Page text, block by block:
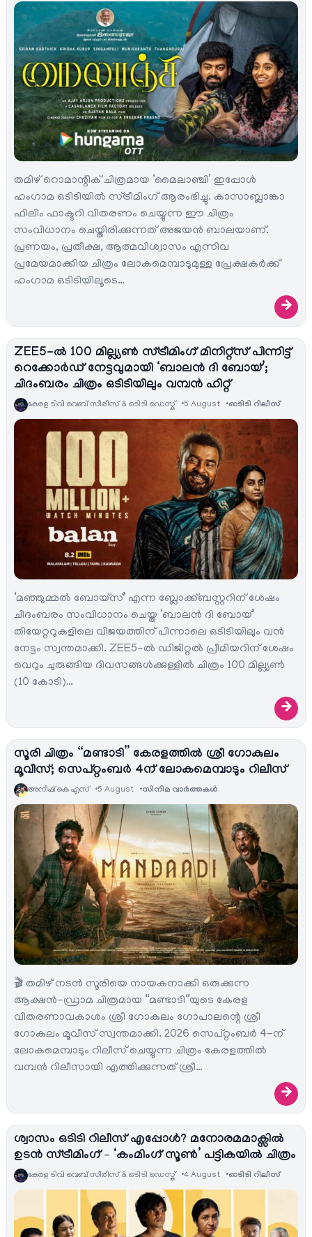
തമിഴ് റൊമാന്റിക് ചിത്രമായ ‘മൈലാഞ്ചി’ ഇപ്പോൾ
ഹംഗാമ ഒടിടിയിൽ സ്ട്രീമിംഗ് ആരംഭിച്ചു. കാസാബ്ലാങ്കാ
ഫിലിം ഫാക്ടറി വിതരണം ചെയ്യുന്ന ഈ ചിത്രം
സംവിധാനം ചെയ്തിരിക്കുന്നത് അജയൻ ബാലയാണ്.
പ്രണയം, പ്രതീക്ഷ, ആത്മവിശ്വാസം എന്നിവ
പ്രമേയമാക്കിയ ചിത്രം ലോകമെമ്പാടുമുള്ള പ്രേക്ഷകർക്ക്
ഹംഗാമ ഒടിടിയിലൂടെ…
→
ZEE5-ൽ 100 മില്ല്യൺ സ്ട്രീമിംഗ് മിനിറ്റ്സ് പിന്നിട്ട്
റെക്കോർഡ് നേട്ടവുമായി ‘ബാലൻ ദി ബോയ്’;
ചിദംബരം ചിത്രം ഒടിടിയിലും വമ്പൻ ഹിറ്റ്
കേരള ടിവി വെബ് സീരീസ് & ഒടിടി ഡെസ്ക് 5 August ഓടിടി റിലീസ്
‘മഞ്ഞുമ്മൽ ബോയ്സ്’ എന്ന ബ്ലോക്ക്ബസ്റ്ററിന് ശേഷം
ചിദംബരം സംവിധാനം ചെയ്ത ‘ബാലൻ ദി ബോയ്’
തിയേറ്ററുകളിലെ വിജയത്തിന് പിന്നാലെ ഒടിടിയിലും വൻ
നേട്ടം സ്വന്തമാക്കി. ZEE5-ൽ ഡിജിറ്റൽ പ്രീമിയറിന് ശേഷം
വെറും ചുരുങ്ങിയ ദിവസങ്ങൾക്കുള്ളിൽ ചിത്രം 100 മില്ല്യൺ
(10 കോടി)…
→
സൂരി ചിത്രം “മണ്ടാടി” കേരളത്തിൽ ശ്രീ ഗോകുലം
മൂവീസ്; സെപ്റ്റംബർ 4ന് ലോകമെമ്പാടും റിലീസ്
അനീഷ്‌ കെ എസ് 5 August സിനിമ വാര്‍ത്തകള്‍
🎬 തമിഴ് നടൻ സൂരിയെ നായകനാക്കി ഒരുക്കുന്ന
ആക്ഷൻ-ഡ്രാമ ചിത്രമായ “മണ്ടാടി“യുടെ കേരള
വിതരണാവകാശം ശ്രീ ഗോകുലം ഗോപാലന്റെ ശ്രീ
ഗോകുലം മൂവീസ് സ്വന്തമാക്കി. 2026 സെപ്റ്റംബർ 4-ന്
ലോകമെമ്പാടും റിലീസ് ചെയ്യുന്ന ചിത്രം കേരളത്തിൽ
വമ്പൻ റിലീസായി എത്തിക്കുന്നത് ശ്രീ…
→
ശ്വാസം ഒടിടി റിലീസ് എപ്പോൾ? മനോരമമാക്സിൽ
ഉടൻ സ്ട്രീമിംഗ് – ‘കംമിംഗ് സൂൺ’ പട്ടികയിൽ ചിത്രം
കേരള ടിവി വെബ് സീരീസ് & ഒടിടി ഡെസ്ക് 4 August ഓടിടി റിലീസ്